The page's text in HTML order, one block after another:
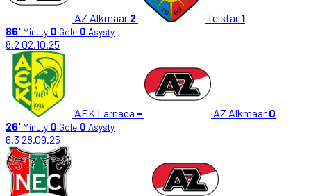
AZ Alkmaar 2 Telstar 1
86' Minuty 0 Gole 0 Asysty
8.2 02.10.25
AEK Larnaca - AZ Alkmaar 0
26' Minuty 0 Gole 0 Asysty
6.3 28.09.25